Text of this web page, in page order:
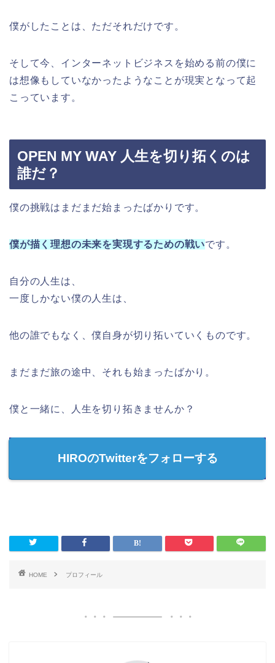
僕がしたことは、ただそれだけです。
そして今、インターネットビジネスを始める前の僕に
は想像もしていなかったようなことが現実となって起
こっています。
OPEN MY WAY 人生を切り拓くのは
誰だ？
僕の挑戦はまだまだ始まったばかりです。
僕が描く理想の未来を実現するための戦いです。
自分の人生は、
一度しかない僕の人生は、
他の誰でもなく、僕自身が切り拓いていくものです。
まだまだ旅の途中、それも始まったばかり。
僕と一緒に、人生を切り拓きませんか？
HIROのTwitterをフォローする
HOME プロフィール